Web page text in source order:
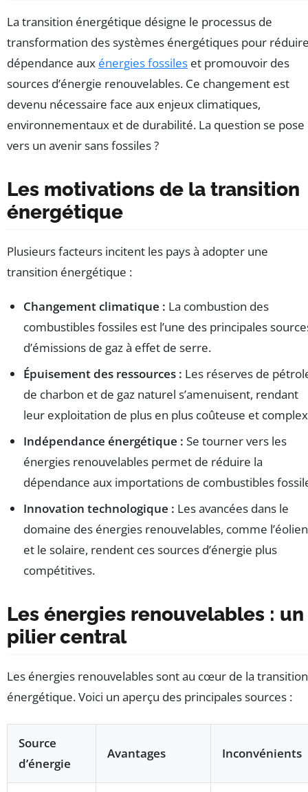
La transition énergétique désigne le processus de
transformation des systèmes énergétiques pour
dépendance aux énergies fossiles et promouvoir des
sources d’énergie renouvelables. Ce changement est
devenu nécessaire face aux enjeux climatiques,
environnementaux et de durabilité. La question se pose
vers un avenir sans fossiles ?
Les motivations de la transition
énergétique
Plusieurs facteurs incitent les pays à adopter une
transition énergétique :
Changement climatique : La combustion des
combustibles fossiles est l’une des principales
d’émissions de gaz à effet de serre.
Épuisement des ressources : Les réserves de
de charbon et de gaz naturel s’amenuisent, rendant
leur exploitation de plus en plus coûteuse et
Indépendance énergétique : Se tourner vers les
énergies renouvelables permet de réduire la
dépendance aux importations de combustibles
Innovation technologique : Les avancées dans le
domaine des énergies renouvelables, comme l’éolien
et le solaire, rendent ces sources d’énergie plus
compétitives.
Les énergies renouvelables : un
pilier central
Les énergies renouvelables sont au cœur de la transition
énergétique. Voici un aperçu des principales sources :
Source
d’énergie
Avantages Inconvénients